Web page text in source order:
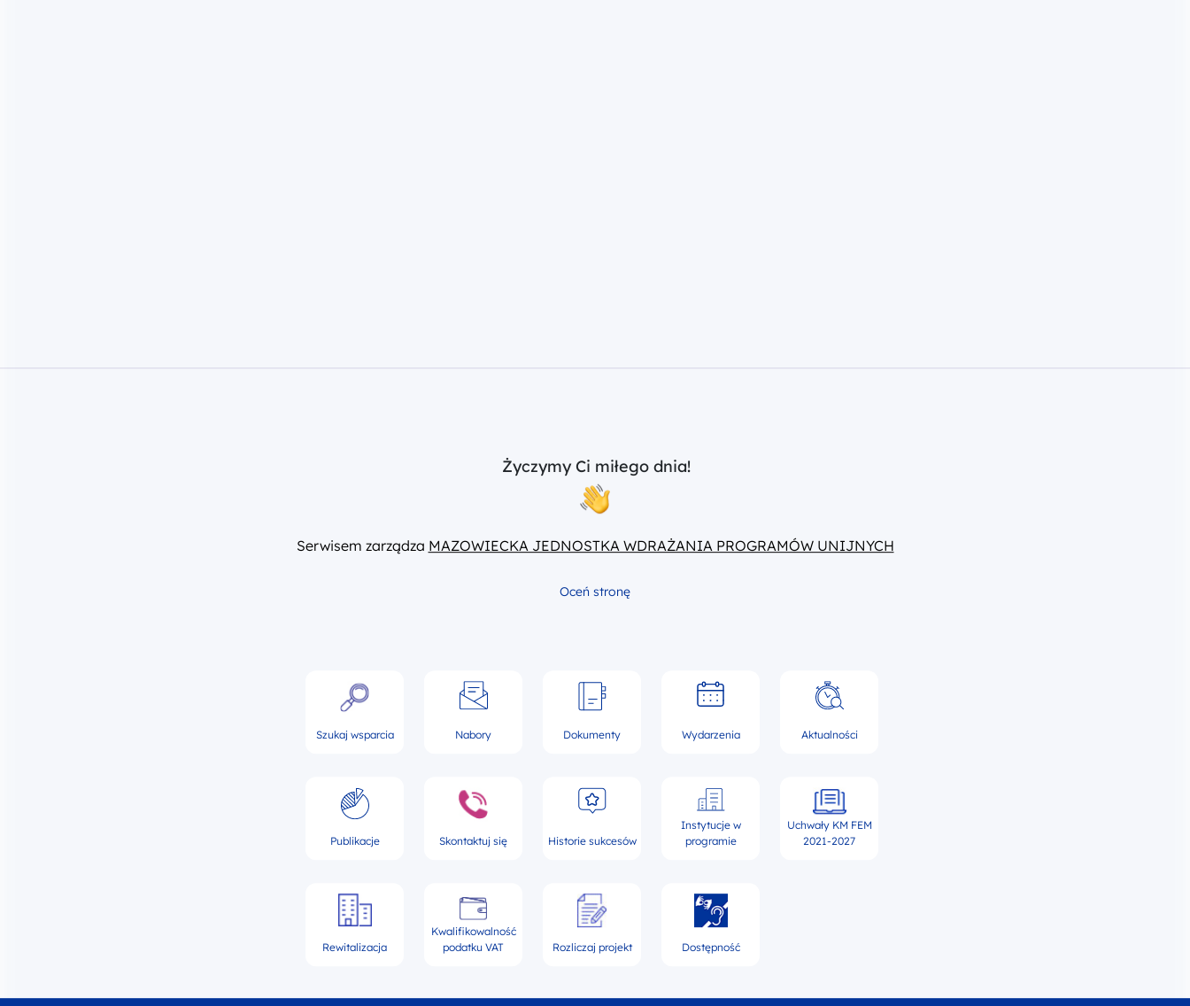
Życzymy Ci miłego dnia!
Serwisem zarządza MAZOWIECKA JEDNOSTKA WDRAŻANIA PROGRAMÓW UNIJNYCH
Oceń stronę
Szukaj wsparcia Nabory Dokumenty Wydarzenia Aktualności
Publikacje Skontaktuj się Historie sukcesów
Instytucje w
programie
Uchwały KM FEM
2021-2027
Rewitalizacja
Kwalifikowalność
podatku VAT
Rozliczaj projekt Dostępność